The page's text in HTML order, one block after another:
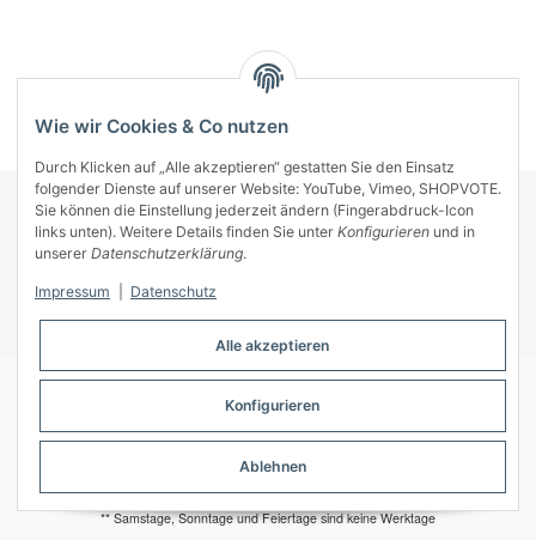
KONTAKT
INFORMATIONEN
ZAHLUNGSARTEN
© A-Key
* Alle Preise inkl. gesetzlicher USt., zzgl.Versand
** Samstage, Sonntage und Feiertage sind keine Werktage
Wie wir Cookies & Co nutzen
Durch Klicken auf „Alle akzeptieren“ gestatten Sie den Einsatz
folgender Dienste auf unserer Website: YouTube, Vimeo, SHOPVOTE.
Sie können die Einstellung jederzeit ändern (Fingerabdruck-Icon
links unten). Weitere Details finden Sie unter Konfigurieren und in
unserer Datenschutzerklärung.
Impressum Datenschutz
Alle akzeptieren
Konfigurieren
Ablehnen